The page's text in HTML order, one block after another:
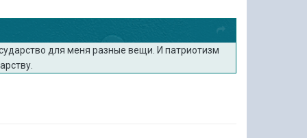
для меня разные вещи. И патриотизм